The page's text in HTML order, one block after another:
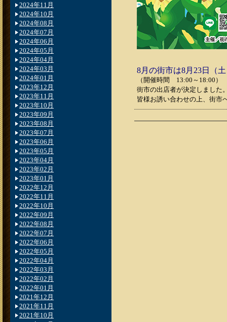
8月の街市は8月23日（
（開催時間 13:00～18:00）
街市の出店者が決定しました
皆様お誘い合わせの上、街市
2024年11月
2024年10月
2024年08月
2024年07月
2024年06月
2024年05月
2024年04月
2024年03月
2024年01月
2023年12月
2023年11月
2023年10月
2023年09月
2023年08月
2023年07月
2023年06月
2023年05月
2023年04月
2023年02月
2023年01月
2022年12月
2022年11月
2022年10月
2022年09月
2022年08月
2022年07月
2022年06月
2022年05月
2022年04月
2022年03月
2022年02月
2022年01月
2021年12月
2021年11月
2021年10月